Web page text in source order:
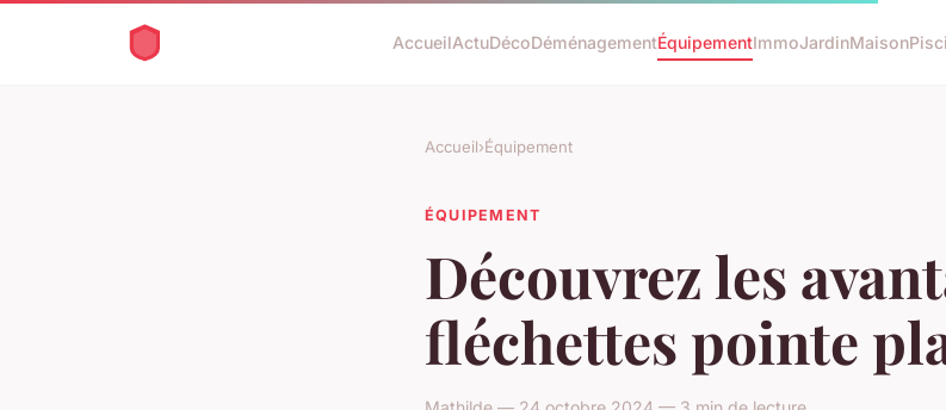
AccueilActuDécoDéménagementÉquipementImmoJardinMaison
Accueil›Équipement
ÉQUIPEMENT
Découvrez les
fléchettes pointe